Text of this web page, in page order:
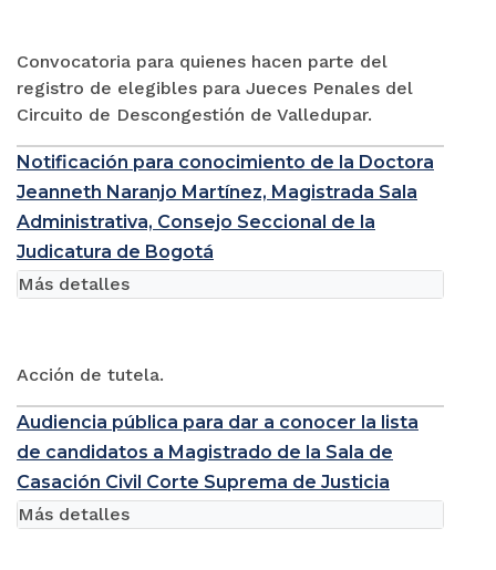
Convocatoria para quienes hacen parte del
registro de elegibles para Jueces Penales del
Circuito de Descongestión de Valledupar.
Notificación para conocimiento de la Doctora
Jeanneth Naranjo Martínez, Magistrada Sala
Administrativa, Consejo Seccional de la
Judicatura de Bogotá
Acción de tutela.
Más detalles
Audiencia pública para dar a conocer la lista
de candidatos a Magistrado de la Sala de
Casación Civil Corte Suprema de Justicia
Más detalles